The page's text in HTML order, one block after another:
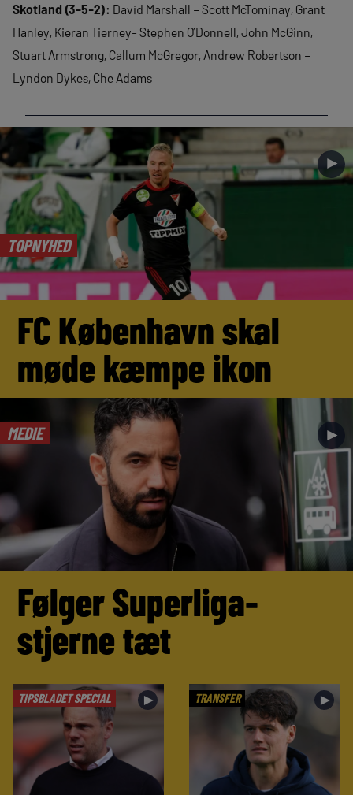
Skotland (3-5-2): David Marshall – Scott McTominay, Grant
Hanley, Kieran Tierney- Stephen O’Donnell, John McGinn,
Stuart Armstrong, Callum McGregor, Andrew Robertson –
Lyndon Dykes, Che Adams
TOPNYHED
►
FC København skal
møde kæmpe ikon
MEDIE ►
Følger Superliga-
stjerne tæt
TIPSBLADET SPECIAL ► TRANSFER ►